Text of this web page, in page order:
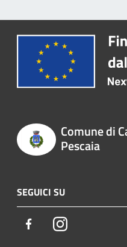
Comune di
Pescaia
SEGUICI SU
FacebookInstagram